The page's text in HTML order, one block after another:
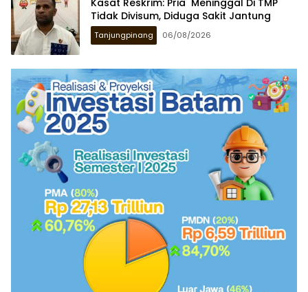
Kasat Reskrim: Pria Meninggal Di TMP
Tidak Divisum, Diduga Sakit Jantung
Tanjungpinang 06/08/2026